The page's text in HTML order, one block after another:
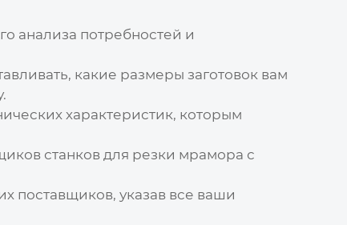
анализа потребностей и
какие размеры заготовок вам
характеристик, которым
станков для резки мрамора с
поставщиков, указав все ваши